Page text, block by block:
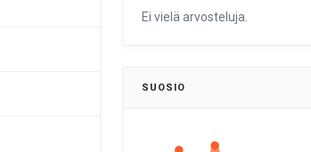
Ei vielä arvosteluja.
SUOSIO